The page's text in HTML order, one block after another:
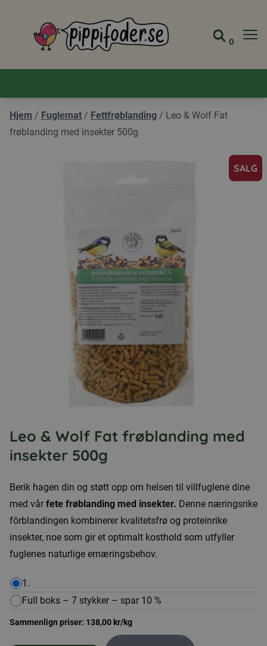
Pippifoder logo Gå til
Vis
0
Hjem / Fuglemat / Fettfrøblanding / Leo & Wolf Fat
frøblanding med insekter 500g
SALG
Leo & Wolf Fat frøblanding med
insekter 500g
Berik hagen din og støtt opp om helsen til villfuglene dine
med vår fete frøblanding med insekter. Denne næringsrike
fôrblandingen kombinerer kvalitetsfrø og proteinrike
insekter, noe som gir et optimalt kosthold som utfyller
fuglenes naturlige ernæringsbehov.
1.
Full boks – 7 stykker – spar 10 %
Sammenlign priser: 138,00 kr/kg